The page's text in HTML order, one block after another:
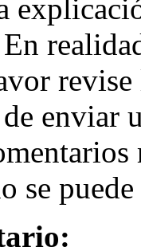
revise
de enviar
se